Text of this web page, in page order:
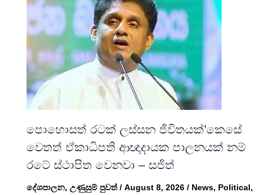
පොහොසත් රටක් ලස්සන ජිවිතයක්’කෙසේ
වෙතත් ඒකාධිපති ආඥාදායක පාලනයක් නම්
රටේ ස්ථාපිත වෙනවා – සජිත්
දේශපාලන, උණුසුම් පුවත් / August 8, 2026 / News, Political,